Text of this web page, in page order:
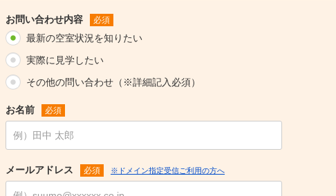
お問い合わせ内容 必須
最新の空室状況を知りたい
実際に見学したい
その他の問い合わせ（※詳細記入必須）
お名前 必須
メールアドレス 必須 ※ドメイン指定受信ご利用の方へ